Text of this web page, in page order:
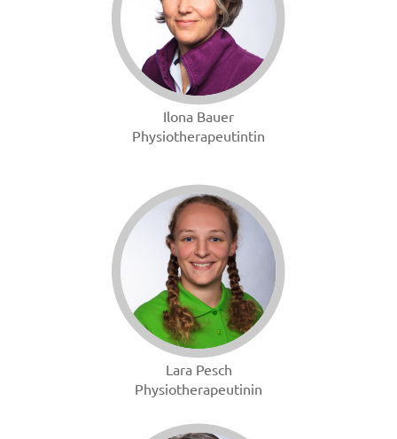
Ilona Bauer
Physiotherapeutintin
Lara Pesch
Physiotherapeutinin